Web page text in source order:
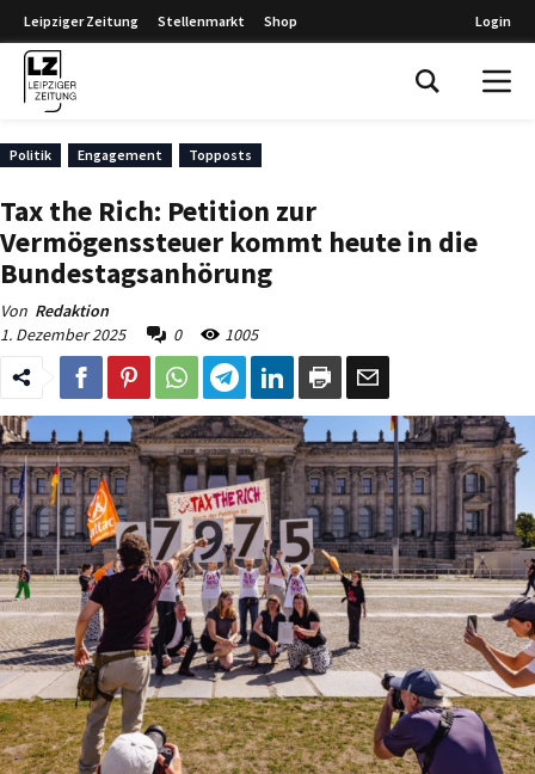
Leipziger Zeitung Stellenmarkt Shop Login
Politik Engagement Topposts
Tax the Rich: Petition zur
Vermögenssteuer kommt heute in die
Bundestagsanhörung
Von Redaktion
1. Dezember 2025
0 1005